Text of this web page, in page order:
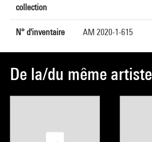
collection
N° d'inventaire AM 2020-1-615
De la/du même artiste